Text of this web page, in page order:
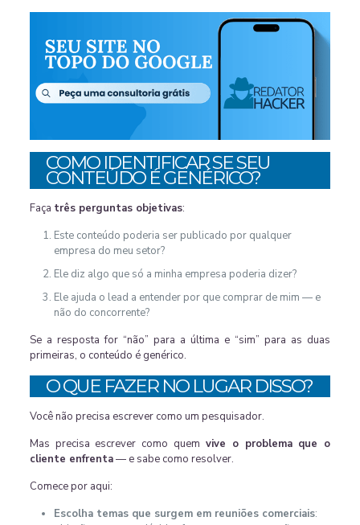
COMO IDENTIFICAR SE SEU
CONTEÚDO É GENÉRICO?
Faça três perguntas objetivas:
Este conteúdo poderia ser publicado por qualquer
empresa do meu setor?
Ele diz algo que só a minha empresa poderia dizer?
Ele ajuda o lead a entender por que comprar de mim — e
não do concorrente?
Se a resposta for “não” para a última e “sim” para as duas
primeiras, o conteúdo é genérico.
O QUE FAZER NO LUGAR DISSO?
Você não precisa escrever como um pesquisador.
Mas precisa escrever como quem vive o problema que o
cliente enfrenta— e sabe como resolver.
Comece por aqui:
Escolha temas que surgem em reuniões comerciais: